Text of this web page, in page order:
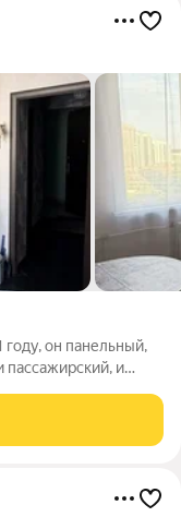
он панельный,
пассажирский, и